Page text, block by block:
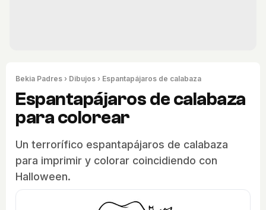
Bekia Padres › Dibujos › Espantapájaros de calabaza
Espantapájaros de calabaza
para colorear
Un terrorífico espantapájaros de calabaza
para imprimir y colorar coincidiendo con
Halloween.